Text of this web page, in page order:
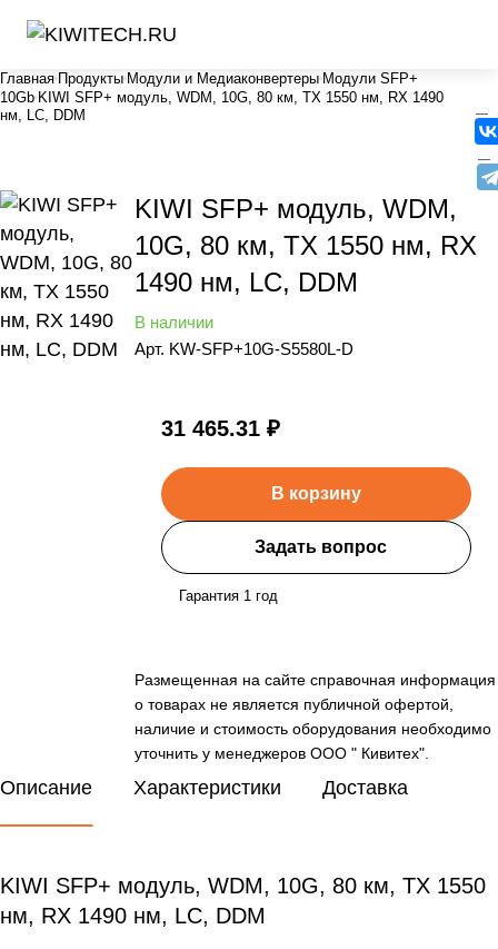
Главная Продукты Модули и Медиаконвертеры Модули SFP+
10Gb KIWI SFP+ модуль, WDM, 10G, 80 км, TX 1550 нм, RX 1490
нм, LC, DDM
KIWI SFP+ модуль, WDM,
10G, 80 км, TX 1550 нм, RX
1490 нм, LC, DDM
В наличии
Арт. KW-SFP+10G-S5580L-D
31 465.31 ₽
В корзину
Задать вопрос
Гарантия 1 год
Размещенная на сайте справочная информация
о товарах не является публичной офертой,
наличие и стоимость оборудования необходимо
уточнить у менеджеров ООО " Кивитех".
Описание Характеристики Доставка
KIWI SFP+ модуль, WDM, 10G, 80 км, TX 1550
нм, RX 1490 нм, LC, DDM